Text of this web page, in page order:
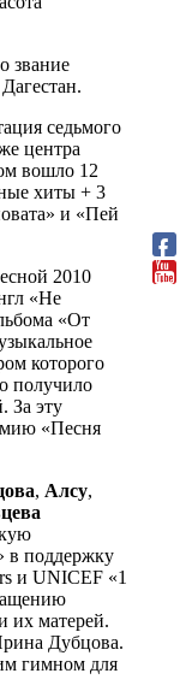
звание
седьмого
центра
вошло 12
хиты + 3
и «Пей
2010
«Не
«От
которого
получило
За эту
«Песня
, Алсу,
в поддержку
и UNICEF «1
их матерей.
Дубцова.
гимном для